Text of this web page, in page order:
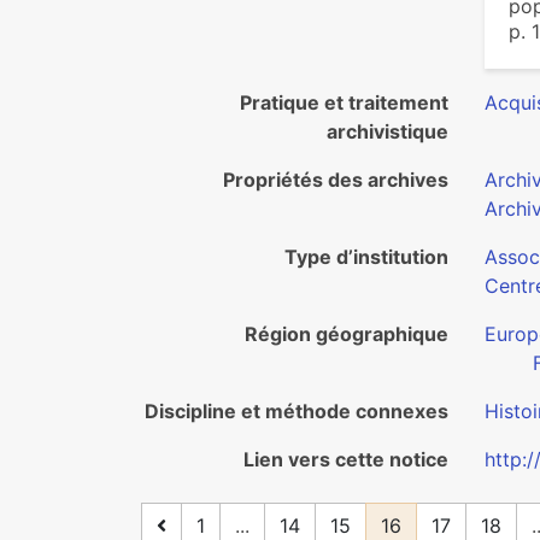
p.
Pratique et traitement
archivistique
Propriétés des archives
Type d’institution
Région géographique
Discipline et méthode connexes
Lien vers cette notice
1 ... 14 15 16 17 18